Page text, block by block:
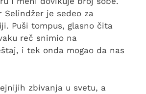
Selindžer je sedeo za
Puši tompus, glasno čita
reč snimio na
i tek onda mogao da nas
zbivanja u svetu, a